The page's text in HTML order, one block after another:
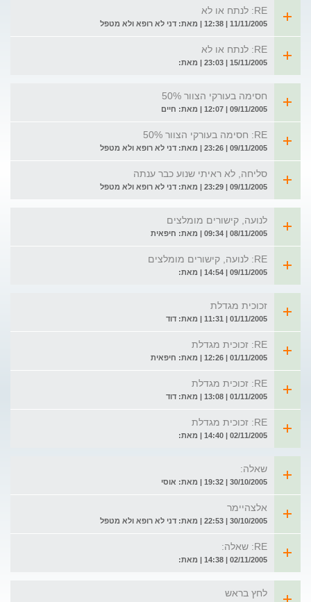
RE: לנתח או לא
11/11/2005 | 12:38 | מאת: דני לא רופא ולא מטפל
RE: לנתח או לא
15/11/2005 | 23:03 | מאת:
חסימה בעורקי הצוור 50%
09/11/2005 | 12:07 | מאת: חיים
RE: חסימה בעורקי הצוור 50%
09/11/2005 | 23:26 | מאת: דני לא רופא ולא מטפל
סליחה, לא ראיתי שנוע כבר ענתה
09/11/2005 | 23:29 | מאת: דני לא רופא ולא מטפל
לנועה, קישורים מומלצים
08/11/2005 | 09:34 | מאת: חיפאית
RE: לנועה, קישורים מומלצים
09/11/2005 | 14:54 | מאת:
זכוכית מגדלת
01/11/2005 | 11:31 | מאת: דוד
RE: זכוכית מגדלת
01/11/2005 | 12:26 | מאת: חיפאית
RE: זכוכית מגדלת
01/11/2005 | 13:08 | מאת: דוד
RE: זכוכית מגדלת
02/11/2005 | 14:40 | מאת:
שאלה:
30/10/2005 | 19:32 | מאת: אוסי
אלצהיימר
30/10/2005 | 22:53 | מאת: דני לא רופא ולא מטפל
RE: שאלה:
02/11/2005 | 14:38 | מאת:
לחץ בראש